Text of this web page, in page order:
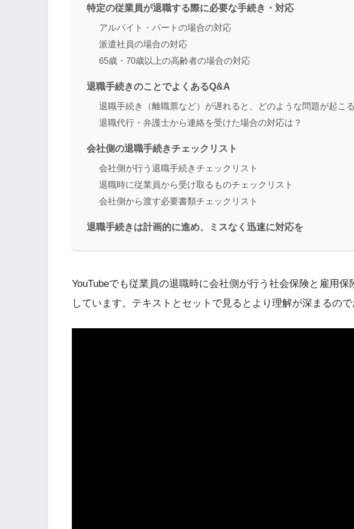
特定の従業員が退職する際に必要な手続き・対応
アルバイト・パートの場合の対応
派遣社員の場合の対応
65歳・70歳以上の高齢者の場合の対応
退職手続きのことでよくあるQ&A
退職手続き（離職票など）が遅れると、どのような問題が起こ
退職代行・弁護士から連絡を受けた場合の対応は？
会社側の退職手続きチェックリスト
会社側が行う退職手続きチェックリスト
退職時に従業員から受け取るものチェックリスト
会社側から渡す必要書類チェックリスト
退職手続きは計画的に進め、ミスなく迅速に対応を
YouTubeでも従業員の退職時に会社側が行う社会保険と雇用
しています。テキストとセットで見るとより理解が深まるので